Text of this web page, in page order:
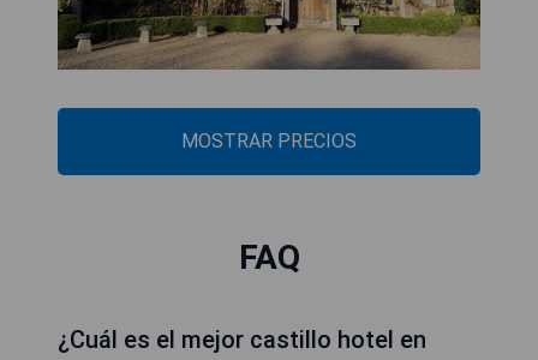
MOSTRAR PRECIOS
FAQ
¿Cuál es el mejor castillo hotel en